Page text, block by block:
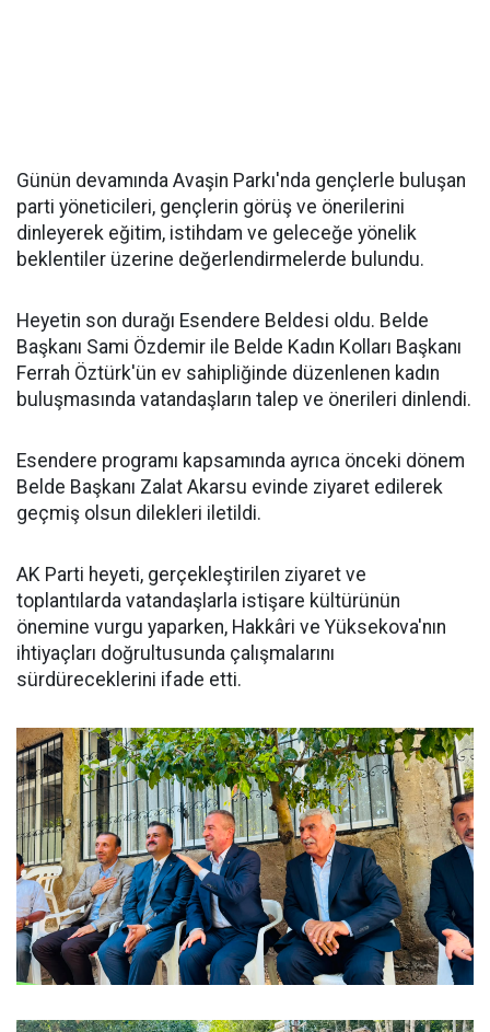
Günün devamında Avaşin Parkı'nda gençlerle buluşan
parti yöneticileri, gençlerin görüş ve önerilerini
dinleyerek eğitim, istihdam ve geleceğe yönelik
beklentiler üzerine değerlendirmelerde bulundu.
Heyetin son durağı Esendere Beldesi oldu. Belde
Başkanı Sami Özdemir ile Belde Kadın Kolları Başkanı
Ferrah Öztürk'ün ev sahipliğinde düzenlenen kadın
buluşmasında vatandaşların talep ve önerileri dinlendi.
Esendere programı kapsamında ayrıca önceki dönem
Belde Başkanı Zalat Akarsu evinde ziyaret edilerek
geçmiş olsun dilekleri iletildi.
AK Parti heyeti, gerçekleştirilen ziyaret ve
toplantılarda vatandaşlarla istişare kültürünün
önemine vurgu yaparken, Hakkâri ve Yüksekova'nın
ihtiyaçları doğrultusunda çalışmalarını
sürdüreceklerini ifade etti.